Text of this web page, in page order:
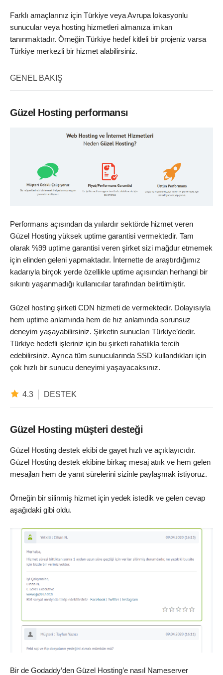
Farklı amaçlarınız için Türkiye veya Avrupa lokasyonlu
sunucular veya hosting hizmetleri almanıza imkan
tanınmaktadır. Örneğin Türkiye hedef kitleli bir projeniz varsa
Türkiye merkezli bir hizmet alabilirsiniz.
GENEL BAKIŞ
Güzel Hosting performansı
Performans açısından da yıılardır sektörde hizmet veren
Güzel Hosting yüksek uptime garantisi vermektedir. Tam
olarak %99 uptime garantisi veren şirket sizi mağdur etmemek
için elinden geleni yapmaktadır. İnternette de araştırdığımız
kadarıyla birçok yerde özellikle uptime açısından herhangi bir
sıkıntı yaşanmadığı kullanıcılar tarafından belirtilmiştir.
Güzel hosting şirketi CDN hizmeti de vermektedir. Dolayısıyla
hem uptime anlamında hem de hız anlamında sorunsuz
deneyim yaşayabilirsiniz. Şirketin sunucları Türkiye’dedir.
Türkiye hedefli işleriniz için bu şirketi rahatlıkla tercih
edebilirsiniz. Ayrıca tüm sunucularında SSD kullandıkları için
çok hızlı bir sunucu deneyimi yaşayacaksınız.
4.3 DESTEK
Güzel Hosting müşteri desteği
Güzel Hosting destek ekibi de gayet hızlı ve açıklayıcıdır.
Güzel Hosting destek ekibine birkaç mesaj atıık ve hem gelen
mesajları hem de yanıt sürelerini sizinle paylaşmak istiyoruz.
Örneğin bir silinmiş hizmet için yedek istedik ve gelen cevap
aşağıdaki gibi oldu.
Bir de Godaddy’den Güzel Hosting’e nasıl Nameserver